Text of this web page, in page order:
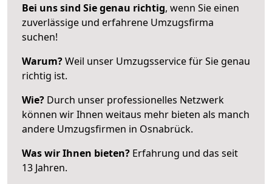
Bei uns sind Sie genau richtig, wenn Sie einen
zuverlässige und erfahrene Umzugsfirma
suchen!
Warum?Weil unser Umzugsservice für Sie genau
richtig ist.
Wie? Durch unser professionelles Netzwerk
können wir Ihnen weitaus mehr bieten als manch
andere Umzugsfirmen in Osnabrück.
Was wir Ihnen bieten? Erfahrung und das seit
13 Jahren.